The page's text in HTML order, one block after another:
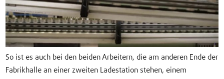
So ist es auch bei den beiden Arbeitern, die am anderen Ende der
Fabrikhalle an einer zweiten Ladestation stehen, einem